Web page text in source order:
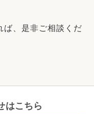
ば、是非ご相談くだ
はこちら